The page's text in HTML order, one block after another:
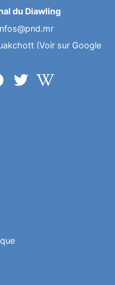
du Diawling
(Voir sur Google